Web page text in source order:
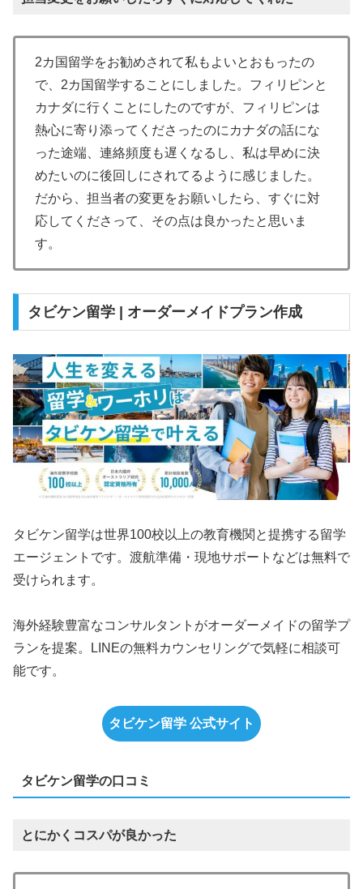
2カ国留学をお勧めされて私もよいとおもったの
で、2カ国留学することにしました。フィリピンと
カナダに行くことにしたのですが、フィリピンは
熱心に寄り添ってくださったのにカナダの話にな
った途端、連絡頻度も遅くなるし、私は早めに決
めたいのに後回しにされてるように感じました。
だから、担当者の変更をお願いしたら、すぐに対
応してくださって、その点は良かったと思いま
す。
タビケン留学 | オーダーメイドプラン作成
タビケン留学は世界100校以上の教育機関と提携する留学
エージェントです。渡航準備・現地サポートなどは無料で
受けられます。
海外経験豊富なコンサルタントがオーダーメイドの留学プ
ランを提案。LINEの無料カウンセリングで気軽に相談可
能です。
タビケン留学 公式サイト
タビケン留学の口コミ
とにかくコスパが良かった